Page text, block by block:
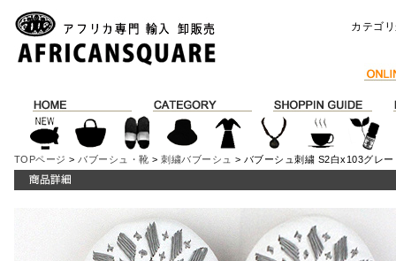
カテゴ
TOPページ > バブーシュ・靴 >刺繍バブーシュ > バブーシュ刺繍 S2白x103グレー